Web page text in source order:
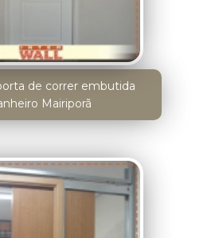
de correr embutida
Mairiporã